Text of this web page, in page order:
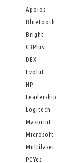
Apoios
Bluetooth
Bright
C3Plus
DEX
Evolut
HP
Leadership
Logitech
Maxprint
Microsoft
Multilaser
PCYes